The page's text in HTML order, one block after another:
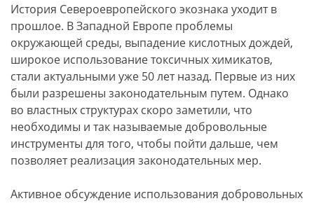
История Североевропейского экознака уходит в
прошлое. В Западной Европе проблемы
окружающей среды, выпадение кислотных дождей,
широкое использование токсичных химикатов,
стали актуальными уже 50 лет назад. Первые из них
были разрешены законодательным путем. Однако
во властных структурах скоро заметили, что
необходимы и так называемые добровольные
инструменты для того, чтобы пойти дальше, чем
позволяет реализация законодательных мер.
Активное обсуждение использования добровольных